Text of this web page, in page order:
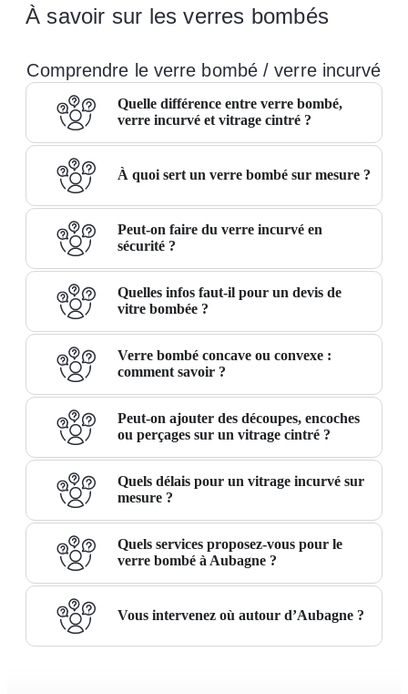
À savoir sur les verres bombés
Comprendre le verre bombé / verre incurvé
Quelle différence entre verre bombé,
verre incurvé et vitrage cintré ?
À quoi sert un verre bombé sur mesure ?
Peut-on faire du verre incurvé en
sécurité ?
Quelles infos faut-il pour un devis de
vitre bombée ?
Verre bombé concave ou convexe :
comment savoir ?
Peut-on ajouter des découpes, encoches
ou perçages sur un vitrage cintré ?
Quels délais pour un vitrage incurvé sur
mesure ?
Quels services proposez-vous pour le
verre bombé à Aubagne ?
Vous intervenez où autour d’Aubagne ?